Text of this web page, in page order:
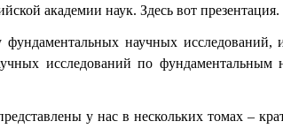
академии наук. Здесь вот презентация.
научных исследований,
исследований по фундаментальным
у нас в нескольких томах –